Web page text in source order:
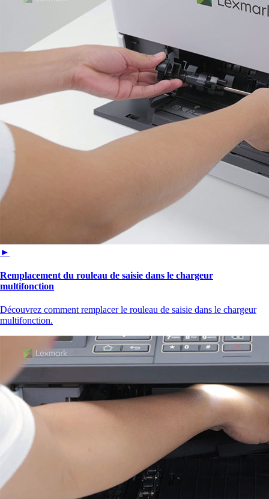
►
Remplacement du rouleau de saisie dans le chargeur
multifonction
Découvrez comment remplacer le rouleau de saisie dans le chargeur
multifonction.